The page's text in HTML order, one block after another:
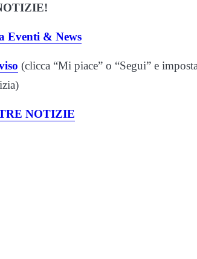
Eventi & News
(clicca “Mi piace” o “Segui” e
NOTIZIE